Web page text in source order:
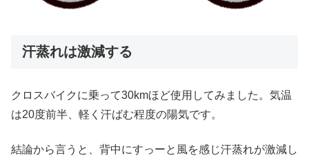
汗蒸れは激減する
クロスバイクに乗って30kmほど使用してみました。気温
は20度前半、軽く汗ばむ程度の陽気です。
結論から言うと、背中にすっーと風を感じ汗蒸れが激減し